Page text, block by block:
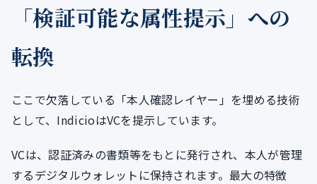
「検証可能な属性提示」への
転換
ここで欠落している「本人確認レイヤー」を埋める技術
として、IndicioはVCを提示しています。
VCは、認証済みの書類等をもとに発行され、本人が管理
するデジタルウォレットに保持されます。最大の特徴